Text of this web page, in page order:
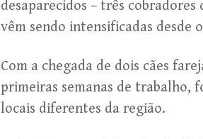
desaparecidos – três
vêm sendo intensificadas desde
Com a chegada de dois cães
primeiras semanas de trabalho,
locais diferentes da região.